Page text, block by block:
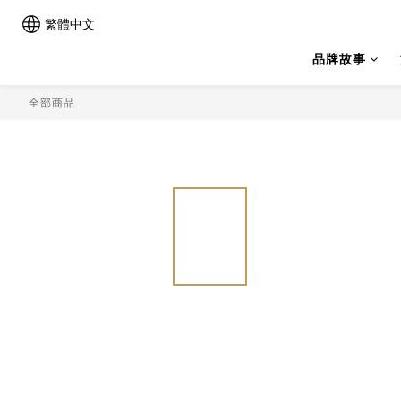
繁體中文
品牌故事
全部商品